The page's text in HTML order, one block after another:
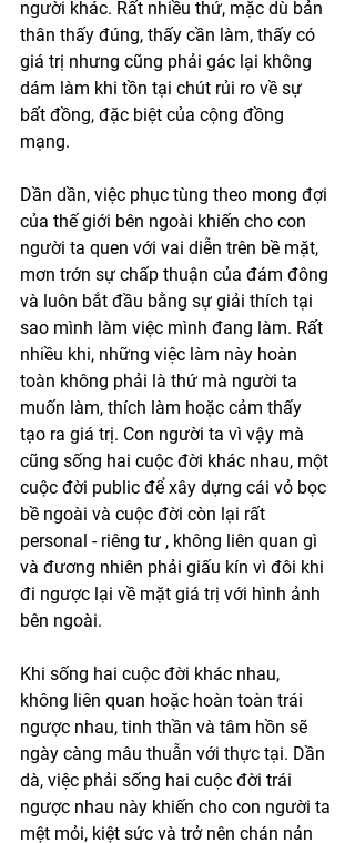
người khác. Rất nhiều thứ, mặc dù bản
thân thấy đúng, thấy cần làm, thấy có
giá trị nhưng cũng phải gác lại không
dám làm khi tồn tại chút rủi ro về sự
bất đồng, đặc biệt của cộng đồng
mạng.
Dần dần, việc phục tùng theo mong đợi
của thế giới bên ngoài khiến cho con
người ta quen với vai diễn trên bề mặt,
mơn trớn sự chấp thuận của đám đông
và luôn bắt đầu bằng sự giải thích tại
sao mình làm việc mình đang làm. Rất
nhiều khi, những việc làm này hoàn
toàn không phải là thứ mà người ta
muốn làm, thích làm hoặc cảm thấy
tạo ra giá trị. Con người ta vì vậy mà
cũng sống hai cuộc đời khác nhau, một
cuộc đời public để xây dựng cái vỏ bọc
bề ngoài và cuộc đời còn lại rất
personal - riêng tư , không liên quan gì
và đương nhiên phải giấu kín vì đôi khi
đi ngược lại về mặt giá trị với hình ảnh
bên ngoài.
Khi sống hai cuộc đời khác nhau,
không liên quan hoặc hoàn toàn trái
ngược nhau, tinh thần và tâm hồn sẽ
ngày càng mâu thuẫn với thực tại. Dần
dà, việc phải sống hai cuộc đời trái
ngược nhau này khiến cho con người ta
mệt mỏi, kiệt sức và trở nên chán nản